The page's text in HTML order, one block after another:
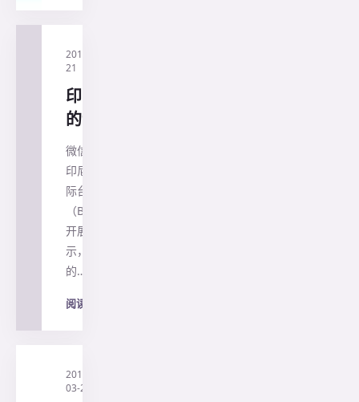
2019-03-
21
印尼民众对中国
的评价
微信客服：yinnijipiao
印尼兰花旅行社 BBC国
际台
（BBCWorldService）
开展的一项全球民调显
示，国际社会对中国
的…
阅读全文
2019-
03-21